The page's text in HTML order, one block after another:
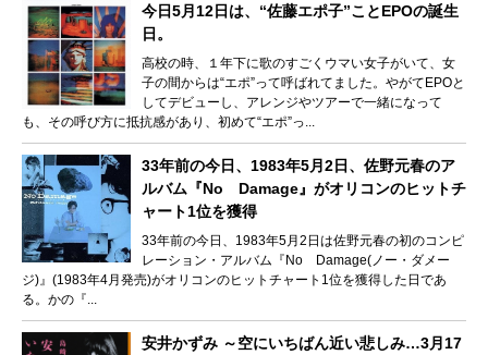
今日5月12日は、“佐藤エポ子”ことEPOの誕生
日。
高校の時、１年下に歌のすごくウマい女子がいて、女
子の間からは“エポ”って呼ばれてました。やがてEPOと
してデビューし、アレンジやツアーで一緒になって
も、その呼び方に抵抗感があり、初めて“エポ”っ...
33年前の今日、1983年5月2日、佐野元春のア
ルバム『No Damage』がオリコンのヒットチ
ャート1位を獲得
33年前の今日、1983年5月2日は佐野元春の初のコンピ
レーション・アルバム『No Damage(ノー・ダメー
ジ)』(1983年4月発売)がオリコンのヒットチャート1位を獲得した日であ
る。かの『...
安井かずみ ～空にいちばん近い悲しみ…3月17